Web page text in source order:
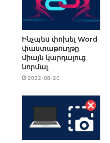
Ինչպես փոխել Word
փաստաթուղթը
միայն կարդալուց
նորմալ
2022-08-20